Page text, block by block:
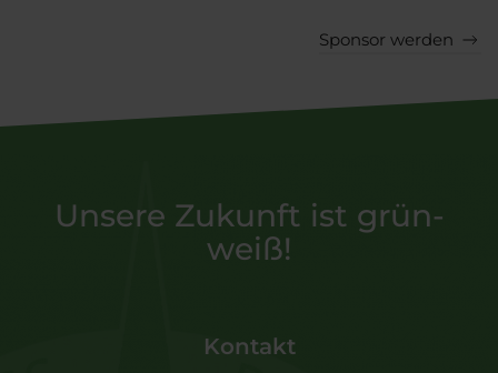
Sponsor werden
Unsere Zukunft ist grün-
weiß!
Kontakt